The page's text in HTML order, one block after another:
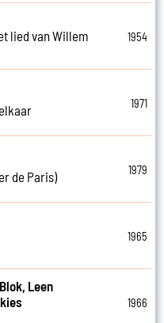
lied van Willem
1954
1971
de Paris)
1979
1965
Leen
1966